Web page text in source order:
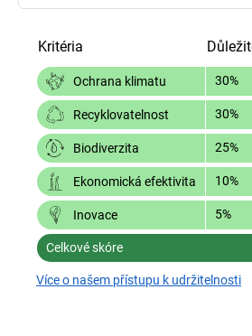
Kritéria
Ochrana klimatu 30%
Recyklovatelnost 30%
Biodiverzita 25%
Ekonomická efektivita 10%
Inovace 5%
Celkové skóre
Více o našem přístupu k udržitelnosti